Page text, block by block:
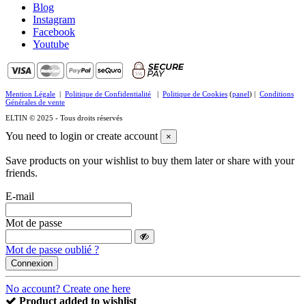
Blog
Instagram
Facebook
Youtube
Mention Légale | Politique de Confidentialité | Politique de Cookies (panel) | Conditions
Générales de vente
ELTIN © 2025 - Tous droits réservés
You need to login or create account ×
Save products on your wishlist to buy them later or share with your
friends.
E-mail
Mot de passe
Mot de passe oublié ?
Connexion
No account? Create one here
Product added to wishlist